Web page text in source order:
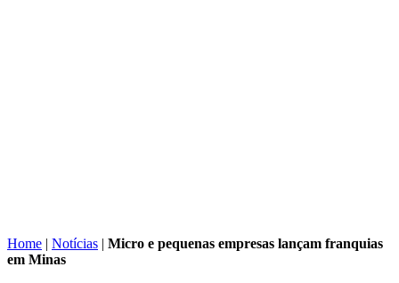
Home | Notícias | Micro e pequenas empresas lançam franquias
em Minas